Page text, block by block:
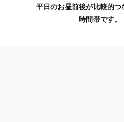
平日のお昼前後が比較的つ
時間帯です。